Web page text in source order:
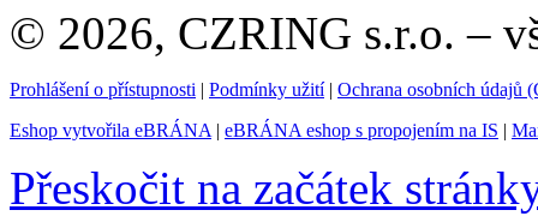
© 2026, CZRING s.r.o. –
Prohlášení o přístupnosti | Podmínky užití| Ochrana osobních údajů
Eshop vytvořila eBRÁNA | eBRÁNA eshop s propojením na IS |
Přeskočit na začátek